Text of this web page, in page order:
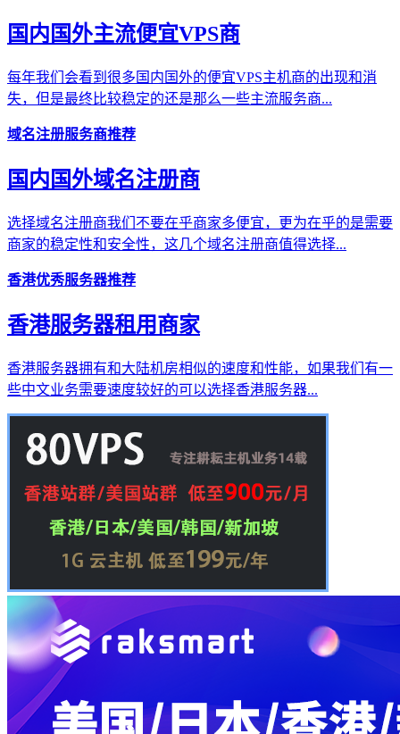
国内国外主流便宜VPS商
每年我们会看到很多国内国外的便宜VPS主机商的出现和消
失，但是最终比较稳定的还是那么一些主流服务商...
域名注册服务商推荐
国内国外域名注册商
选择域名注册商我们不要在乎商家多便宜，更为在乎的是需要
商家的稳定性和安全性，这几个域名注册商值得选择...
香港优秀服务器推荐
香港服务器租用商家
香港服务器拥有和大陆机房相似的速度和性能，如果我们有一
些中文业务需要速度较好的可以选择香港服务器...